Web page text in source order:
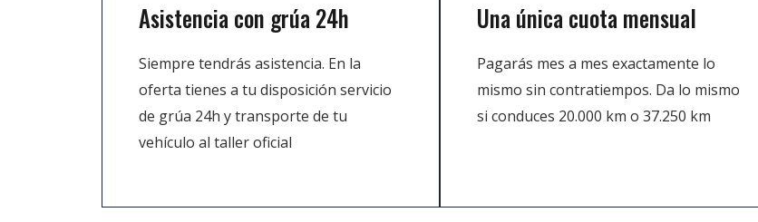
Asistencia con grúa 24h
Siempre tendrás asistencia. En la
oferta tienes a tu disposición servicio
de grúa 24h y transporte de tu
vehículo al taller oficial
Una única cuota mensual
Pagarás mes a mes exactamente lo
mismo sin contratiempos. Da lo mismo
si conduces 20.000 km o 37.250 km